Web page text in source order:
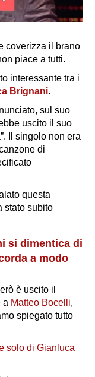
coverizza il brano
piace a tutti.
interessante tra i
Brignani.
sul suo
uscito il suo
. Il singolo non era
di
questa
stato subito
si dimentica di
a modo
è uscito il
a Matteo Bocelli,
spiegato tutto
solo di Gianluca